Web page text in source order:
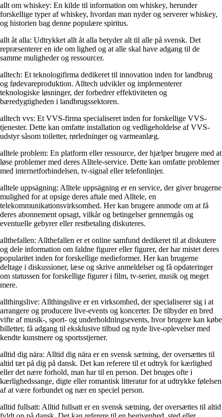
allt om whiskey: En kilde til information om whiskey, herunder
forskellige typer af whiskey, hvordan man nyder og serverer whiskey,
og historien bag denne populære spiritus.
allt åt alla: Udtrykket allt åt alla betyder alt til alle på svensk. Det
repræsenterer en ide om lighed og at alle skal have adgang til de
samme muligheder og ressourcer.
alltech: Et teknologifirma dedikeret til innovation inden for landbrug
og fødevareproduktion. Alltech udvikler og implementerer
teknologiske løsninger, der forbedrer effektiviteten og
bæredygtigheden i landbrugssektoren.
alltech vvs: Et VVS-firma specialiseret inden for forskellige VVS-
tjenester. Dette kan omfatte installation og vedligeholdelse af VVS-
udstyr såsom toiletter, rørledninger og varmeanlæg.
alltele problem: En platform eller ressource, der hjælper brugere med at
løse problemer med deres Alltele-service. Dette kan omfatte problemer
med internetforbindelsen, tv-signal eller telefonlinjer.
alltele uppsägning: Alltele uppsägning er en service, der giver brugerne
mulighed for at opsige deres aftale med Alltele, en
telekommunikationsvirksomhed. Her kan brugere anmode om at få
deres abonnement opsagt, vilkår og betingelser gennemgås og
eventuelle gebyrer eller restbetaling diskuteres.
allthefallen: Allthefallen er et online samfund dedikeret til at diskutere
og dele information om faldne figurer eller figurer, der har mistet deres
popularitet inden for forskellige medieformer. Her kan brugerne
deltage i diskussioner, læse og skrive anmeldelser og få opdateringer
om statussen for forskellige figurer i film, tv-serier, musik og meget
mere.
allthingslive: Allthingslive er en virksomhed, der specialiserer sig i at
arrangere og producere live-events og koncerter. De tilbyder en bred
vifte af musik-, sport- og underholdningsevents, hvor brugere kan købe
billetter, få adgang til eksklusive tilbud og nyde live-oplevelser med
kendte kunstnere og sportsstjerner.
alltid dig nära: Alltid dig nära er en svensk sætning, der oversættes til
altid tæt på dig på dansk. Det kan referere til et udtryk for kærlighed
eller det nære forhold, man har til en person. Det bruges ofte i
kærlighedssange, digte eller romantisk litteratur for at udtrykke følelsen
af at være forbundet og nær en speciel person.
alltid fullsatt: Alltid fullsatt er en svensk sætning, der oversættes til altid